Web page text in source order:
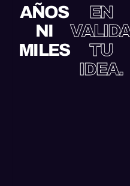
AÑOS
NI
MILES
EN
TU
IDEA.